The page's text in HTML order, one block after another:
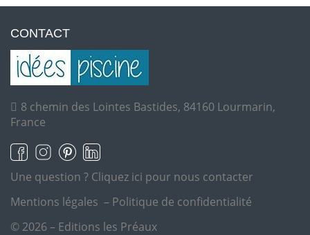
CONTACT
8 chemin des Lointes Bastides, 84160 Lourmarin,
France
Une question ? Cliquez ici pour nous contacter
Mentions légales – Politique de confidentialité
© 2026 – Editions les Préaux